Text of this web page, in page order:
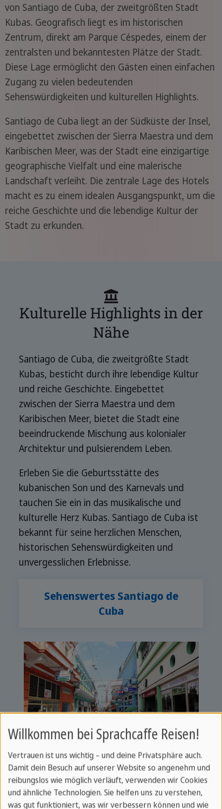
von Santiago de Cuba, der zweitgrößten Stadt
Kubas. Geografisch liegt es im historischen
Zentrum, direkt am Parque Céspedes, einem der
zentralsten und bekanntesten Plätze der Stadt.
Diese Lage ermöglicht den Gästen einen einfachen
Zugang zu vielen bedeutenden
Sehenswürdigkeiten und kulturellen Highlights.
Santiago de Cuba liegt an der Südküste der Insel,
eingebettet zwischen der Sierra Maestra und dem
Karibischen Meer, was der Stadt eine einzigartige
geographische Vielfalt und eine malerische
Landschaft verleiht. Die zentrale Lage des Hotels
macht es zu einem idealen Ausgangspunkt, um die
reiche Geschichte und die lebendige Kultur der
Stadt zu erkunden.
Kulturelle Highlights in der
Nähe
Santiago de Cuba, die zweitgrößte Stadt
Kubas, besticht durch ihre lebendige Kultur
und reiche Geschichte. Eingebettet
zwischen der Sierra Maestra und dem
Karibischen Meer, bietet die Stadt eine
beeindruckende Mischung aus kolonialer
Architektur und pulsierendem Leben.
Erleben Sie die Geburtsstätte des
kubanischen Son und des Karnevals und
tauchen Sie ein in das musikalische und
kulturelle Herz Kubas. Santiago de Cuba ist
bekannt für seine herzlichen Menschen,
historischen Sehenswürdigkeiten und
unvergesslichen Erlebnisse.
Sehenswertes Santiago de
Cuba
Willkommen bei Sprachcaffe Reisen!
Vertrauen ist uns wichtig – und deine Privatsphäre auch.
Damit dein Besuch auf unserer Website so angenehm und
reibungslos wie möglich verläuft, verwenden wir Cookies
und ähnliche Technologien. Sie helfen uns zu verstehen,
was gut funktioniert, was wir verbessern können und wie